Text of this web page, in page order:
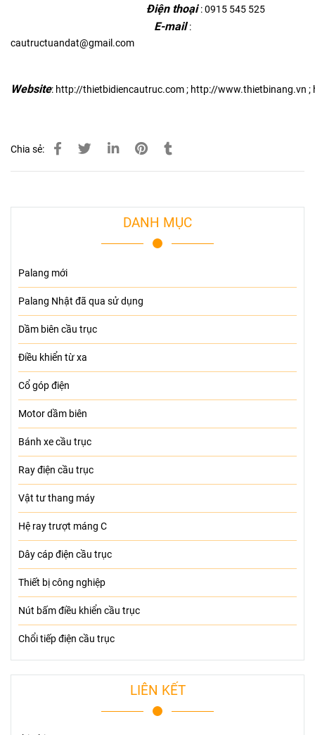
Điện thoại : 0915 545 525
E-mail:
cautructuandat@gmail.com
Website: http://thietbidiencautruc.com; http://www.thietbinang.vn ;
Chia sẻ:
DANH MỤC
Palang mới
Palang Nhật đã qua sử dụng
Dầm biên cầu trục
Điều khiển từ xa
Cổ góp điện
Motor dầm biên
Bánh xe cầu trục
Ray điện cầu trục
Vật tư thang máy
Hệ ray trượt máng C
Dây cáp điện cầu trục
Thiết bị công nghiệp
Nút bấm điều khiển cầu trục
Chổi tiếp điện cầu trục
LIÊN KẾT